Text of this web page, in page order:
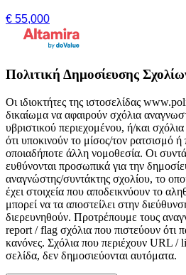
€ 55,000
Πολιτική Δημοσίευσης
Οι ιδιοκτήτες της ιστοσελίδας
δικαίωμα να αφαιρούν σχόλια
υβριστικού περιεχομένου, ή/και
ότι υποκινούν το μίσος/τον ρατσισμό
οποιαδήποτε άλλη νομοθεσία. Οι
ευθύνονται προσωπικά για την
αναγνώστης/συντάκτης σχολίου, το
έχει στοιχεία που αποδεικνύουν το
μπορεί να τα αποστείλει στην
διερευνηθούν. Προτρέπουμε τους
report / flag σχόλια που πιστεύουν ότι
κανόνες. Σχόλια που περιέχουν URL /
σελίδα, δεν δημοσιεύονται αυτόματα.